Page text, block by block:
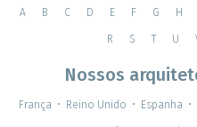
A B C D E F G H
R S T U
Nossos
França • Reino Unido • Espanha •